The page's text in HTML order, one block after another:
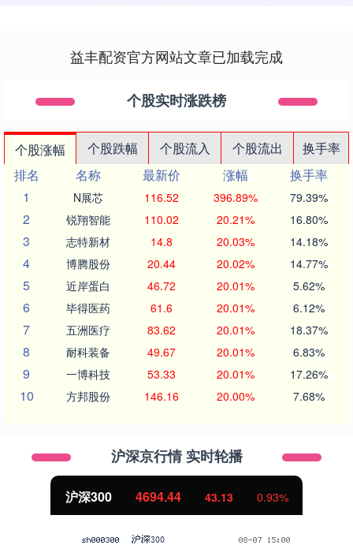
益丰配资官方网站文章已加载完成
个股实时涨跌榜
个股涨幅 个股跌幅 个股流入 个股流出
换手率
排名
名称 最新价 涨幅
换手率
1
N展芯 116.52 396.89% 79.39%
2 锐翔智能 110.02 20.21% 16.80%
3 志特新材 14.8 20.03% 14.18%
4 博腾股份 20.44 20.02% 14.77%
5 近岸蛋白 46.72 20.01% 5.62%
6 毕得医药 61.6 20.01% 6.12%
7 五洲医疗 83.62 20.01% 18.37%
8 耐科装备 49.67 20.01% 6.83%
9 一博科技 53.33 20.01% 17.26%
10 方邦股份 146.16 20.00% 7.68%
沪深京行情 实时轮播
沪深300 4694.44 43.13 0.93%